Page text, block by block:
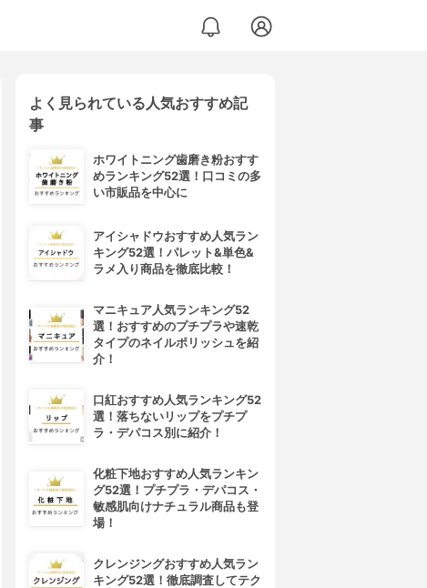
よく見られている人気おすすめ記
事
ホワイトニング歯磨き粉おすす
めランキング52選！口コミの多
い市販品を中心に
アイシャドウおすすめ人気ラン
キング52選！パレット&単色&
ラメ入り商品を徹底比較！
マニキュア人気ランキング52
選！おすすめのプチプラや速乾
タイプのネイルポリッシュを紹
介！
口紅おすすめ人気ランキング52
選！落ちないリップをプチプ
ラ・デパコス別に紹介！
化粧下地おすすめ人気ランキン
グ52選！プチプラ・デパコス・
敏感肌向けナチュラル商品も登
場！
クレンジングおすすめ人気ラン
キング52選！徹底調査してテク